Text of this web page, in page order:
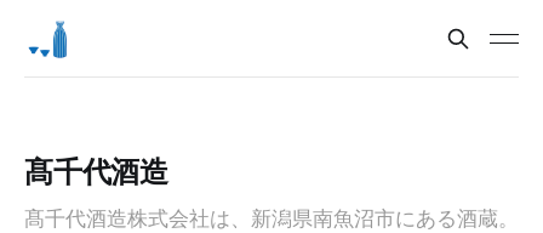
髙千代酒造
髙千代酒造株式会社は、新潟県南魚沼市にある酒蔵。